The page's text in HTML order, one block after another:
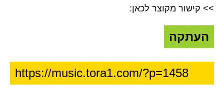
>> קישור מקוצר לכאן:
העתקה